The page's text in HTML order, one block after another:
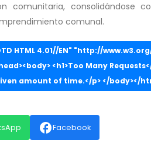
comunitaria, consolidándose
comunal.
HTML 4.01//EN" "http://
<h1>Too Many
amount of time.</p> </body></
facebookFacebook